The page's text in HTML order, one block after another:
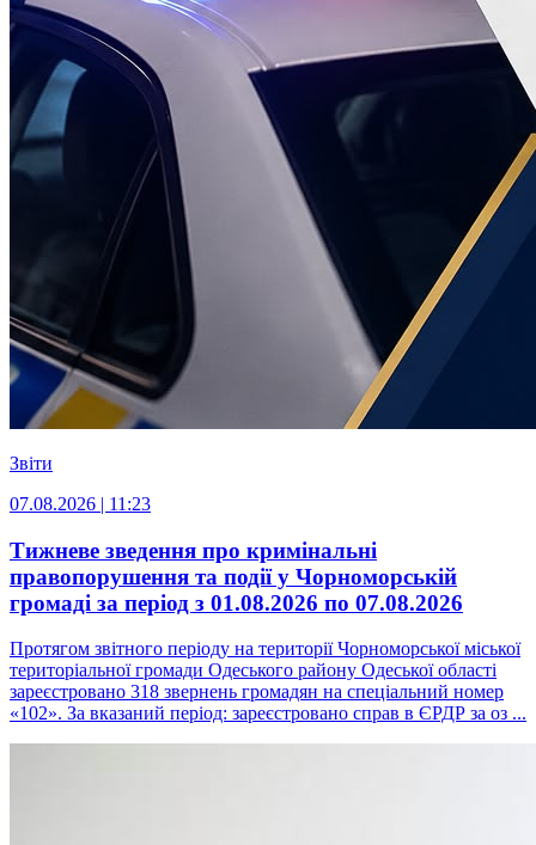
Звіти
07.08.2026 | 11:23
Тижневе зведення про кримінальні
правопорушення та події у Чорноморській
громаді за період з 01.08.2026 по 07.08.2026
Протягом звітного періоду на території Чорноморської міської
територіальної громади Одеського району Одеської області
зареєстровано 318 звернень громадян на спеціальний номер
«102». За вказаний період: зареєстровано справ в ЄРДР за оз ...